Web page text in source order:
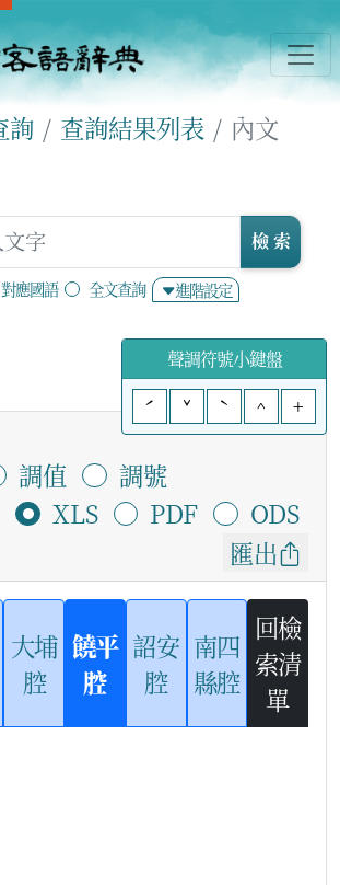
詢 查詢結果列表 內文
對應國語 全文查詢 進階設定
檢 索
聲調符號小鍵盤
ˊ
ˇ ˋ ^ +
調值
調號
XLS
PDF
ODS
匯出
大埔
腔
饒平
腔
詔安
腔
南四
縣腔
回檢
索清
單